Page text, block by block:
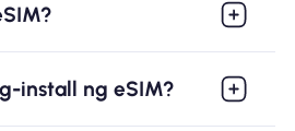
install ng eSIM?